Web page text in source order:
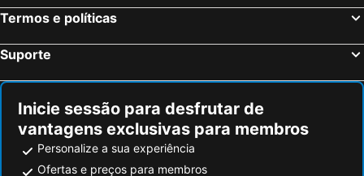
Termos e políticas
Suporte
Inicie sessão para desfrutar de
vantagens exclusivas para membros
Personalize a sua experiência
Ofertas e preços para membros